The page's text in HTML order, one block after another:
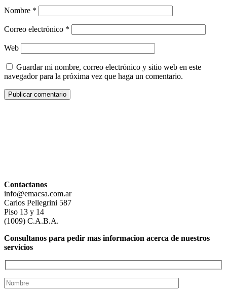
Nombre *
Correo electrónico *
Web
Guardar mi nombre, correo electrónico y sitio web en este
navegador para la próxima vez que haga un comentario.
Contactanos
info@emacsa.com.ar
Carlos Pellegrini 587
Piso 13 y 14
(1009) C.A.B.A.
Consultanos para pedir mas informacion acerca de nuestros
servicios